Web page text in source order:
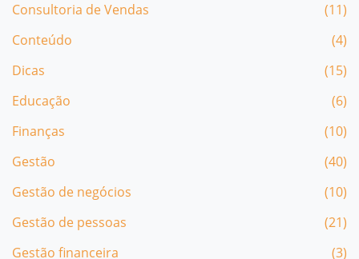
Consultoria de Vendas
(11)
Conteúdo
(4)
Dicas
(15)
Educação
(6)
Finanças
(10)
Gestão
(40)
Gestão de negócios
(10)
Gestão de pessoas
(21)
Gestão financeira
(3)